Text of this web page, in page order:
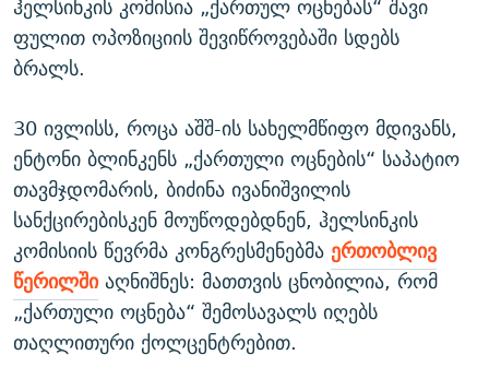
ჰელსინკის კომისია „ქართულ ოცნებას“ შავი
ფულით ოპოზიციის შევიწროვებაში სდებს
ბრალს.
30 ივლისს, როცა აშშ-ის სახელმწიფო მდივანს,
ენტონი ბლინკენს „ქართული ოცნების“ საპატიო
თავმჯდომარის, ბიძინა ივანიშვილის
სანქცირებისკენ მოუწოდებდნენ, ჰელსინკის
კომისიის წევრმა კონგრესმენებმა ერთობლივ
წერილშიაღნიშნეს: მათთვის ცნობილია, რომ
„ქართული ოცნება“ შემოსავალს იღებს
თაღლითური ქოლცენტრებით.